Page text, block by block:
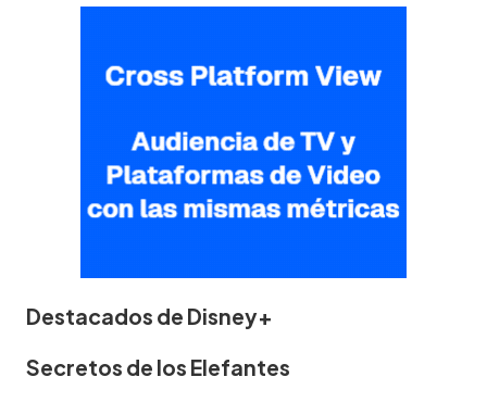
Destacados de Disney+
Secretos de los Elefantes